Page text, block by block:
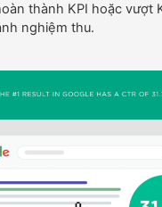
thành KPI hoặc vượt
nghiệm thu.